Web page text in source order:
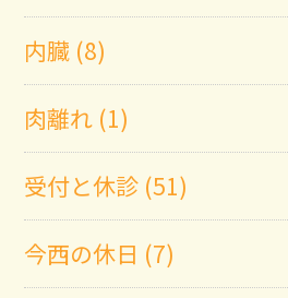
内臓 (8)
肉離れ (1)
受付と休診 (51)
今西の休日 (7)